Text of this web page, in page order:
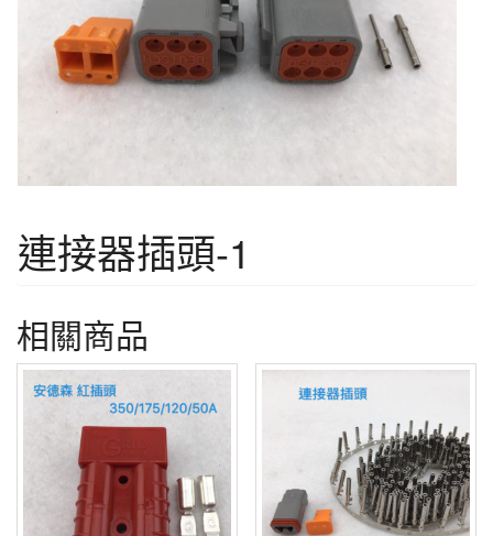
連接器插頭-1
相關商品